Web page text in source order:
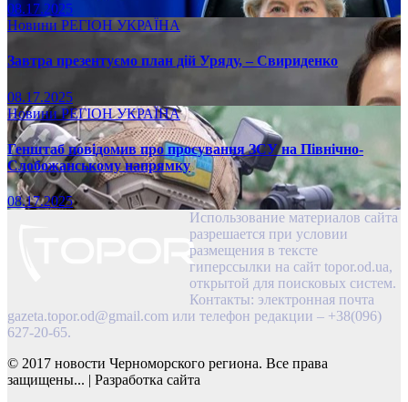
08.17.2025
Новини РЕГІОН УКРАЇНА
Завтра презентуємо план дій Уряду, – Свириденко
08.17.2025
НовиниРЕГІОНУКРАЇНА
Генштаб повідомив про просування ЗСУ на Північно-
Слобожанському напрямку
08.17.2025
Использование материалов сайта
разрешается при условии
размещения в тексте
гиперссылки на сайт topor.od.ua,
открытой для поисковых систем.
Контакты: электронная почта
gazeta.topor.od@gmail.com или телефон редакции – +38(096)
627-20-65.
© 2017 новости Черноморского региона. Все права
защищены... | Разработка сайта